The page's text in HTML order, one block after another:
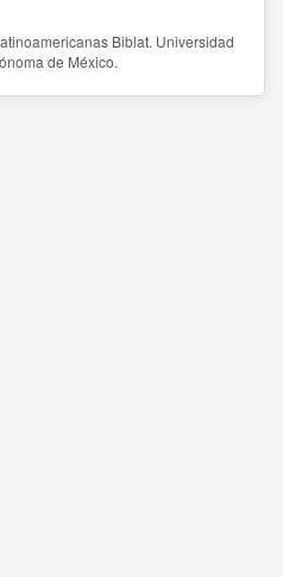
Biblat. Universidad
de México.